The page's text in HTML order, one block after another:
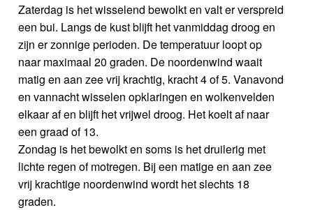
Zaterdag is het wisselend bewolkt en valt er verspreid
een bui. Langs de kust blijft het vanmiddag droog en
zijn er zonnige perioden. De temperatuur loopt op
naar maximaal 20 graden. De noordenwind waait
matig en aan zee vrij krachtig, kracht 4 of 5. Vanavond
en vannacht wisselen opklaringen en wolkenvelden
elkaar af en blijft het vrijwel droog. Het koelt af naar
een graad of 13.
Zondag is het bewolkt en soms is het druilerig met
lichte regen of motregen. Bij een matige en aan zee
vrij krachtige noordenwind wordt het slechts 18
graden.